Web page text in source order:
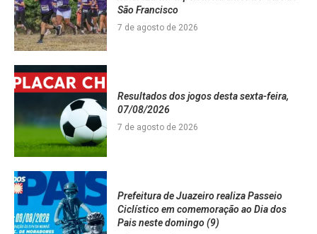
São Francisco
7 de agosto de 2026
Resultados dos jogos desta sexta-feira,
07/08/2026
7 de agosto de 2026
Prefeitura de Juazeiro realiza Passeio
Ciclístico em comemoração ao Dia dos
Pais neste domingo (9)